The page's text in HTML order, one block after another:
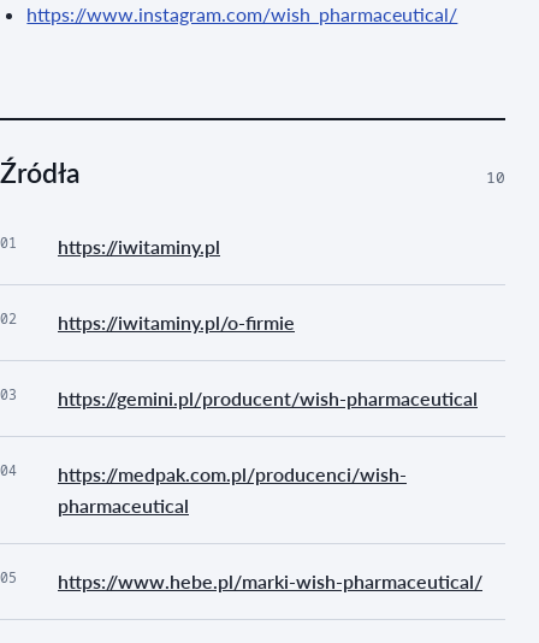
https://www.instagram.com/wish_pharmaceutical/
Źródła 10
01 https://iwitaminy.pl
02 https://iwitaminy.pl/o-firmie
03 https://gemini.pl/producent/wish-pharmaceutical
04
https://medpak.com.pl/producenci/wish-
pharmaceutical
05 https://www.hebe.pl/marki-wish-pharmaceutical/